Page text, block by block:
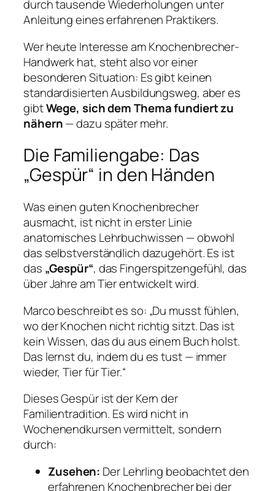
durch tausende Wiederholungen unter
Anleitung eines erfahrenen Praktikers.
Wer heute Interesse am Knochenbrecher-
Handwerk hat, steht also vor einer
besonderen Situation: Es gibt keinen
standardisierten Ausbildungsweg, aber es
gibtWege, sich dem Thema fundiert zu
nähern— dazu später mehr.
Die Familiengabe: Das
„Gespür“ in den Händen
Was einen guten Knochenbrecher
ausmacht, ist nicht in erster Linie
anatomisches Lehrbuchwissen — obwohl
das selbstverständlich dazugehört. Es ist
das „Gespür“, das Fingerspitzengefühl, das
über Jahre am Tier entwickelt wird.
Marco beschreibt es so: „Du musst fühlen,
wo der Knochen nicht richtig sitzt. Das ist
kein Wissen, das du aus einem Buch holst.
Das lernst du, indem du es tust — immer
wieder, Tier für Tier.“
Dieses Gespür ist der Kern der
Familientradition. Es wird nicht in
Wochenendkursen vermittelt, sondern
durch:
Zusehen: Der Lehrling beobachtet den
erfahrenen Knochenbrecher bei der